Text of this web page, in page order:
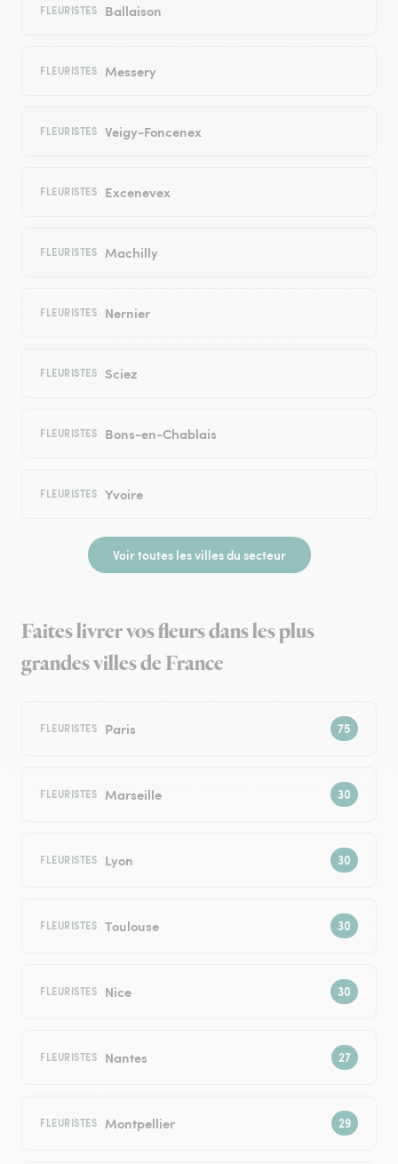
FLEURISTES Ballaison
FLEURISTES Messery
FLEURISTES Veigy-Foncenex
FLEURISTES Excenevex
FLEURISTES Machilly
FLEURISTES Nernier
FLEURISTES Sciez
FLEURISTES Bons-en-Chablais
FLEURISTES Yvoire
Voir toutes les villes du secteur
Faites livrer vos fleurs dans les plus
grandes villes de France
FLEURISTES Paris
FLEURISTES Marseille
FLEURISTES Lyon
FLEURISTES Toulouse
FLEURISTES Nice
FLEURISTES Nantes
FLEURISTES Montpellier